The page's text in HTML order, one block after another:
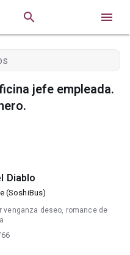
 
jefe empleada.
Diablo
(SoshiBus)
venganza deseo, romance de